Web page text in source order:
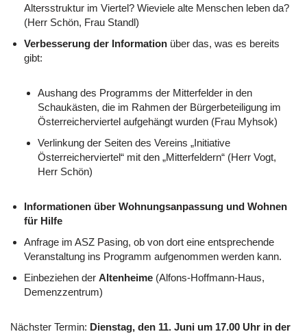
Altersstruktur im Viertel? Wieviele alte Menschen leben da?
(Herr Schön, Frau Standl)
Verbesserung der Information über das, was es bereits
gibt:
Aushang des Programms der Mitterfelder in den
Schaukästen, die im Rahmen der Bürgerbeteiligung im
Österreicherviertel aufgehängt wurden (Frau Myhsok)
Verlinkung der Seiten des Vereins „Initiative
Österreicherviertel“ mit den „Mitterfeldern“ (Herr Vogt,
Herr Schön)
Informationen über Wohnungsanpassung und Wohnen
für Hilfe
Anfrage im ASZ Pasing, ob von dort eine entsprechende
Veranstaltung ins Programm aufgenommen werden kann.
Einbeziehen der Altenheime (Alfons-Hoffmann-Haus,
Demenzzentrum)
Nächster Termin: Dienstag, den 11. Juni um 17.00 Uhr in der